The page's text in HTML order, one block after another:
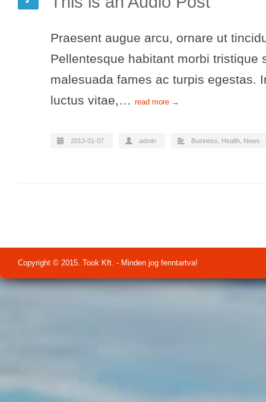
Praesent augue arcu, ornare ut
Pellentesque habitant morbi tristique
malesuada fames ac turpis egestas.
luctus vitae,… read more →
2013-01-07 admin Business Health News
Copyright © 2015. Took Kft. - Minden jog fenntartva!